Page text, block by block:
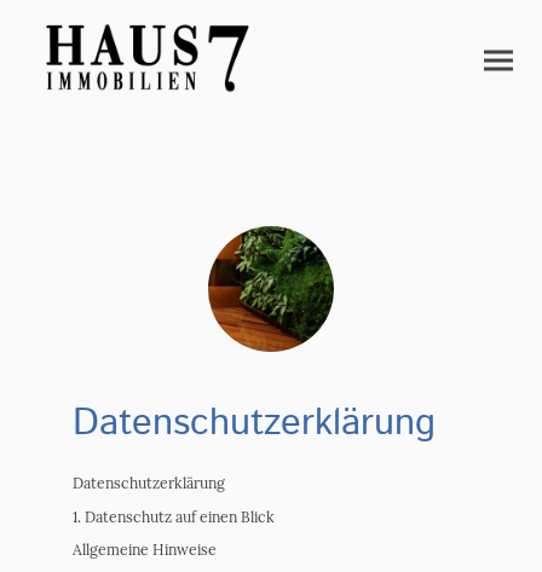
Datenschutzerklärung
Datenschutz­erklärung
1. Datenschutz auf einen Blick
Allgemeine Hinweise